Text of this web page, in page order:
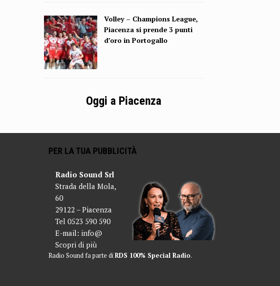
Volley – Champions League,
Piacenza si prende 3 punti
d’oro in Portogallo
Oggi a Piacenza
PER LA TUA PUBBLICITÀ
Radio Sound Srl
Strada della Mola,
60
29122 – Piacenza
Tel 0523 590 590
E-mail: info@
Scopri di più
Radio Sound fa parte diRDS 100% Special Radio.